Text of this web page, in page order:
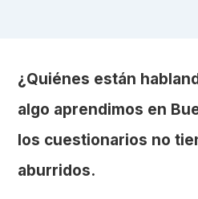
¿Quiénes están
algo aprendimos en
los cuestionarios no
aburridos.